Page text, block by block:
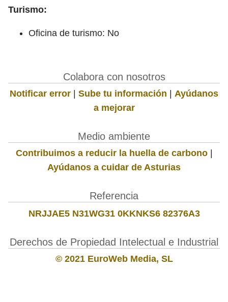
Turismo:
Oficina de turismo: No
Colabora con nosotros
Notificar error | Sube tu información | Ayúdanos
a mejorar
Medio ambiente
Contribuimos a reducir la huella de carbono|
Ayúdanos a cuidar de Asturias
Referencia
NRJJAE5 N31WG31 0KKNKS6 82376A3
Derechos de Propiedad Intelectual e Industrial
© 2021 EuroWeb Media, SL